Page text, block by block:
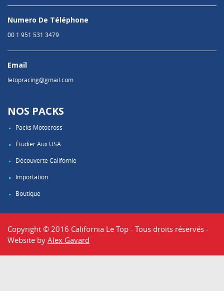
Numero De Téléphone
00 1 951 531 3479
Email
letopracing@gmail.com
NOS PACKS
Packs Motocross
Étudier Aux USA
Découverte Californie
Importation
Boutique
Copyright © 2016 California Le Top - Tous droits réservés -
Website by Alex Gavard